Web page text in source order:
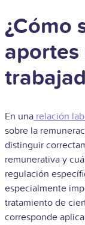
¿Cómo
aportes
En una relación
sobre la
distinguir
remunerativa y
regulación
especialmente
tratamiento de
corresponde